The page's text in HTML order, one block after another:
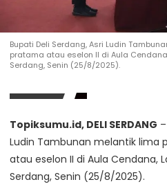
Bupati Deli Serdang, Asri Ludin
pratama atau eselon II di Aula
Serdang, Senin (25/8/2025).
Topiksumu.id, DELI SERDANG
Ludin Tambunan melantik lima
atau eselon II di Aula Cendana,
Serdang, Senin (25/8/2025).